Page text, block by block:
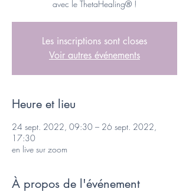
avec le ThetaHealing® !
Les inscriptions sont closes
Voir autres événements
Heure et lieu
24 sept. 2022, 09:30 – 26 sept. 2022,
17:30
en live sur zoom
À propos de l'événement